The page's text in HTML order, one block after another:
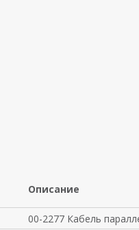
Описание
00-2277 Кабель